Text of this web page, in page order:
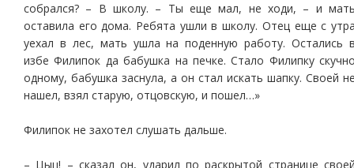
собрался? – В школу. – Ты еще мал, не ходи, – и
оставила его дома. Ребята ушли в школу. Отец еще с
уехал в лес, мать ушла на поденную работу. Остались
избе Филипок да бабушка на печке. Стало Филипку
одному, бабушка заснула, а он стал искать шапку. Своей
нашел, взял старую, отцовскую, и пошел…»
Филипок не захотел слушать дальше.
– Цыц! – сказал он, ударил по раскрытой странице